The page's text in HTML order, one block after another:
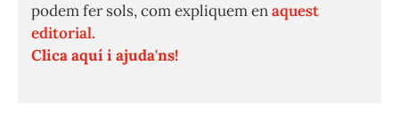
podem fer sols, com expliquem enaquest
editorial.
Clica aquí i ajuda'ns!